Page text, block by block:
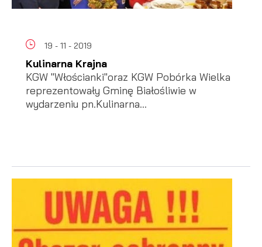
19 - 11 - 2019
Kulinarna Krajna
KGW "Włościanki"oraz KGW Pobórka Wielka
reprezentowały Gminę Białośliwie w
wydarzeniu pn.Kulinarna...